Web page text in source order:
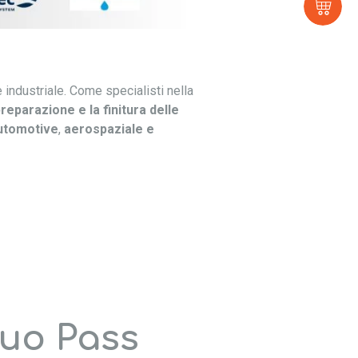
industriale. Come specialisti nella
e la finitura delle
, aerospaziale e
Pass